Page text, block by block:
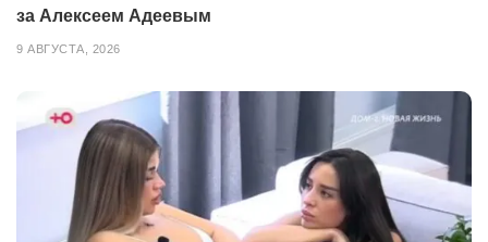
за Алексеем Адеевым
9 АВГУСТА, 2026